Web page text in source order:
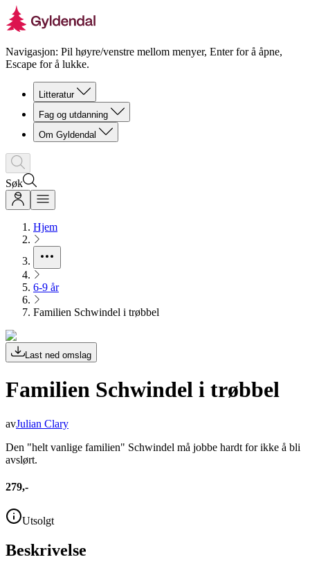
Navigasjon: Pil høyre/venstre mellom menyer, Enter for å åpne,
Escape for å lukke.
Litteratur
Fag og utdanning
Om Gyldendal
Søk
Hjem
6-9 år
Familien Schwindel i trøbbel
Last ned omslag
Familien Schwindel i trøbbel
avJulian Clary
Den "helt vanlige familien" Schwindel må jobbe hardt for ikke å bli
avslørt.
279,-
Utsolgt
Beskrivelse